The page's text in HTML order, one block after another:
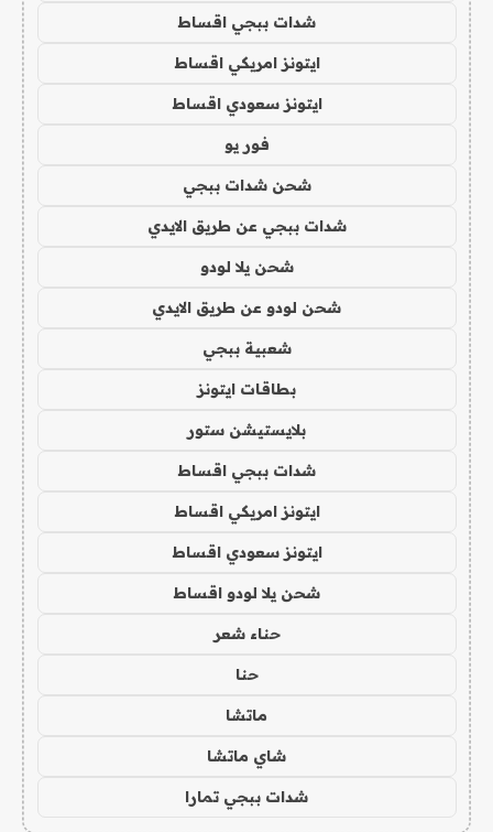
شدات ببجي اقساط
ايتونز امريكي اقساط
ايتونز سعودي اقساط
فور يو
شحن شدات ببجي
شدات ببجي عن طريق الايدي
شحن يلا لودو
شحن لودو عن طريق الايدي
شعبية ببجي
بطاقات ايتونز
بلايستيشن ستور
شدات ببجي اقساط
ايتونز امريكي اقساط
ايتونز سعودي اقساط
شحن يلا لودو اقساط
حناء شعر
حنا
ماتشا
شاي ماتشا
شدات ببجي تمارا